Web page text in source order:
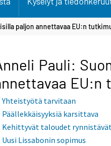
paljon annettavaa EU:n
Pauli:
EU:n
Yhteistyötä tarvitaan
Päällekkäisyyksiä karsittava
Kehittyvät taloudet
Uusi Lissabonin sopimus